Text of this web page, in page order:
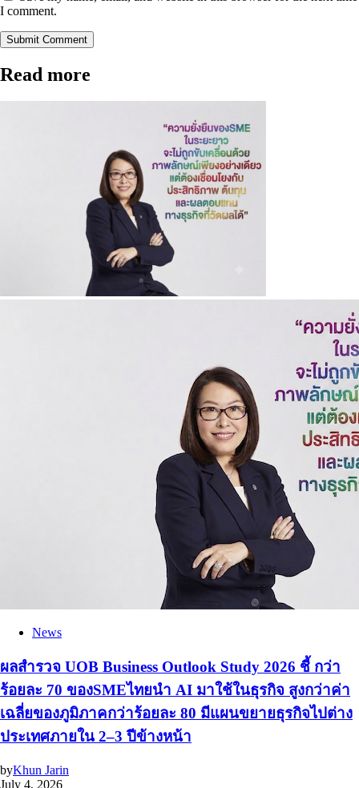
I comment.
Submit Comment
Read more
News
ผลสำรวจ UOB Business Outlook Study 2026 ชี้ กว่า
ร้อยละ 70 ของSMEไทยนำ AI มาใช้ในธุรกิจ สูงกว่าค่า
เฉลี่ยของภูมิภาคกว่าร้อยละ 80 มีแผนขยายธุรกิจไปต่าง
ประเทศภายใน 2–3 ปีข้างหน้า
byKhun Jarin
July 4, 2026